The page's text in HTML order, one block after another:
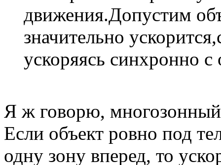
движения.Допустим
значительно
ускоряясь синхронно с
Я ж говорю,
Если объект ровно под
одну зону вперед, то